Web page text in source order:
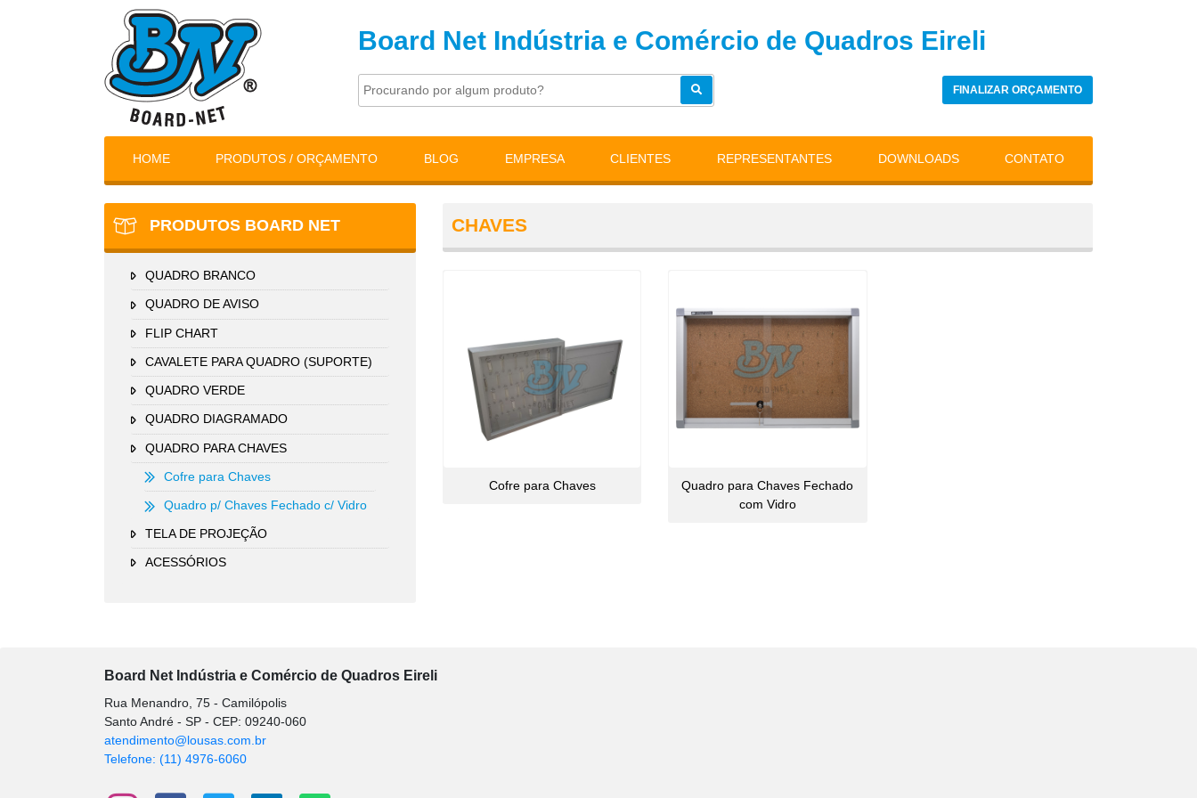
Board Net Indústria e Comércio de Quadros Eireli
FINALIZAR ORÇAMENTO
HOME PRODUTOS / ORÇAMENTO BLOG EMPRESA CLIENTES REPRESENTANTES DOWNLOADS CONTATO
PRODUTOS BOARD NET
QUADRO BRANCO
QUADRO DE AVISO
FLIP CHART
CAVALETE PARA QUADRO (SUPORTE)
QUADRO VERDE
QUADRO DIAGRAMADO
QUADRO PARA CHAVES
Cofre para Chaves
Quadro p/ Chaves Fechado c/ Vidro
TELA DE PROJEÇÃO
ACESSÓRIOS
CHAVES
Cofre para Chaves
Quadro para Chaves Fechado
com Vidro
Board Net Indústria e Comércio de Quadros Eireli
Rua Menandro, 75 - Camilópolis
Santo André - SP - CEP: 09240-060
atendimento@lousas.com.br
Telefone: (11) 4976-6060